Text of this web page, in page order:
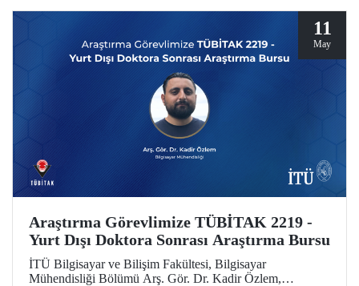
ise 2026–2027 Güz döneminde uygulanacak.
11
May
Araştırma Görevlimize TÜBİTAK 2219 -
Yurt Dışı Doktora Sonrası Araştırma Bursu
İTÜ Bilgisayar ve Bilişim Fakültesi, Bilgisayar
Mühendisliği Bölümü Arş. Gör. Dr. Kadir Özlem,